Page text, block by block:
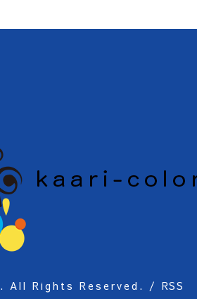
. All Rights Reserved. /RSS